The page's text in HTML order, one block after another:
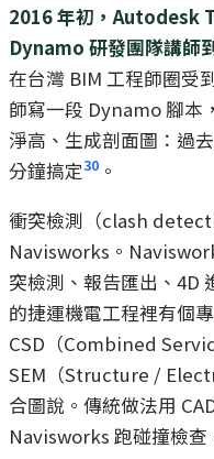
2016 年初，Autodesk
Dynamo 研發團隊講師
在台灣 BIM 工程師圈受
師寫一段 Dynamo 腳本
淨高、生成剖面圖：過
分鐘搞定30 。
衝突檢測（clash
Navisworks。
突檢測、報告匯出、4D
的捷運機電工程裡有個
CSD（Combined
SEM（Structure /
合圖說。傳統做法用
Navisworks 跑碰撞檢查